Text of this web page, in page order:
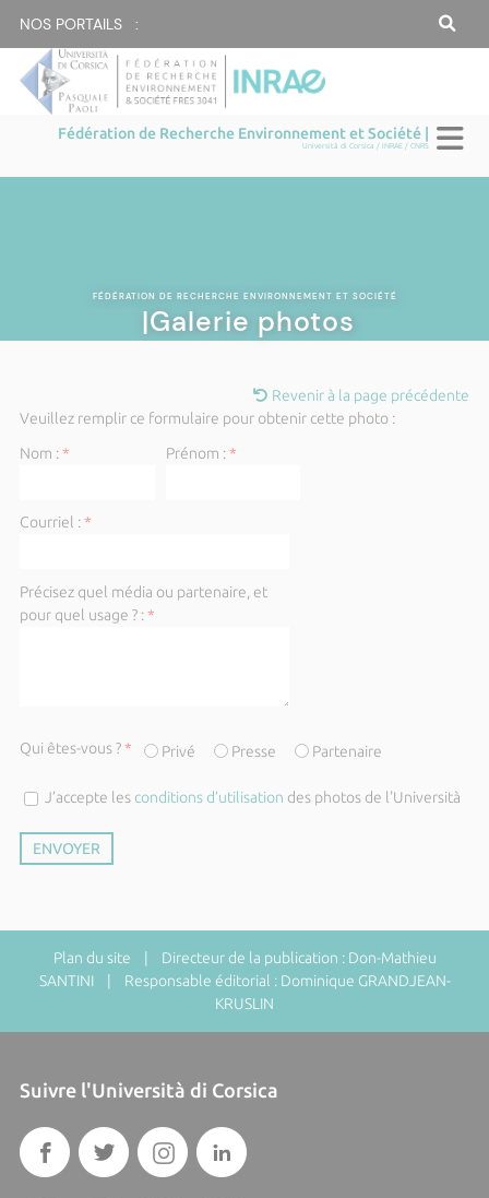
NOS PORTAILS :
Fédération de Recherche Environnement et Société |
Università di Corsica / INRAE / CNRS
FÉDÉRATION DE RECHERCHE ENVIRONNEMENT ET SOCIÉTÉ
|Galerie photos
Revenir à la page précédente
Veuillez remplir ce formulaire pour obtenir cette photo :
Nom :* Prénom :*
Courriel :*
Précisez quel média ou partenaire, et
pour quel usage ? :*
Qui êtes-vous ?* Privé Presse Partenaire
J’accepte lesconditions d’utilisation des photos de l'Università
Plan du site | Directeur de la publication : Don-Mathieu
SANTINI | Responsable éditorial : Dominique GRANDJEAN-
KRUSLIN
Suivre l'Università di Corsica